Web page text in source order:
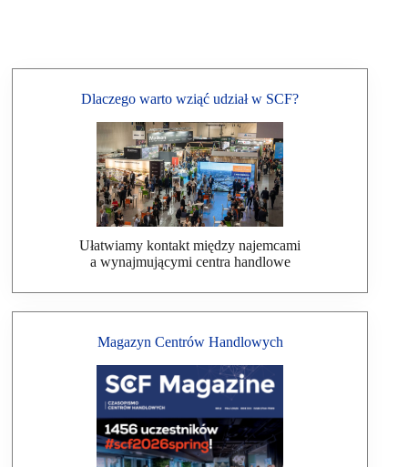
Dlaczego warto wziąć udział w SCF?
Ułatwiamy kontakt między najemcami
a wynajmującymi centra handlowe
Magazyn Centrów Handlowych